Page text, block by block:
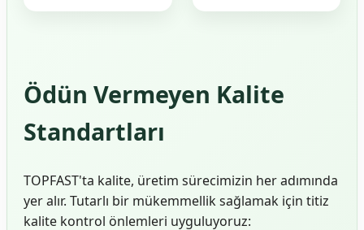
Ödün Vermeyen Kalite
Standartları
TOPFAST'ta kalite, üretim sürecimizin her adımında
yer alır. Tutarlı bir mükemmellik sağlamak için titiz
kalite kontrol önlemleri uyguluyoruz: